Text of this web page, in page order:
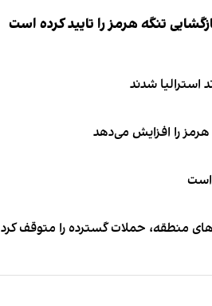
تنگه هرمز را تایید کرده است
هرمز را افزایش می‌دهد
است
منطقه، حملات گسترده را متوقف کرد